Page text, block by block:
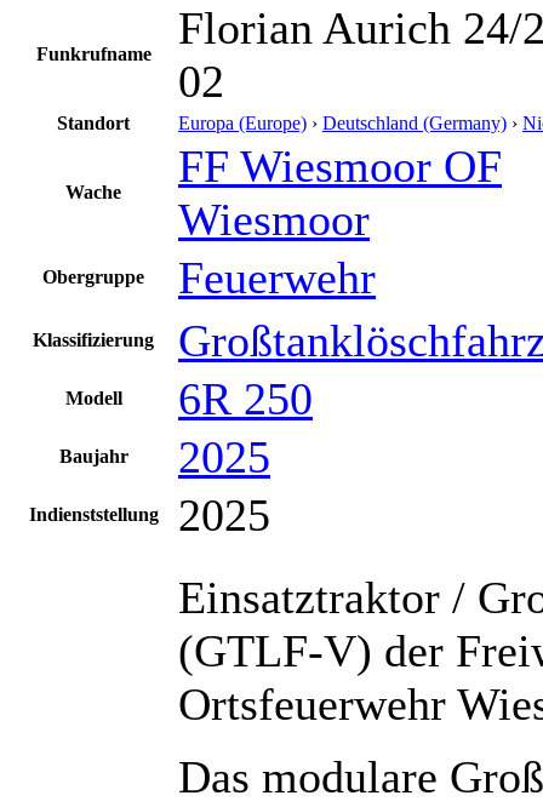
Funkrufname
Florian Aurich 24/
02
Standort Europa (Europe) › Deutschland (Germany) ›
Wache
FF Wiesmoor OF
Wiesmoor
Obergruppe Feuerwehr
Klassifizierung
Modell 6R 250
Baujahr 2025
Indienststellung
2025
Einsatztraktor /
(GTLF-V) der
Ortsfeuerwehr
Das modulare